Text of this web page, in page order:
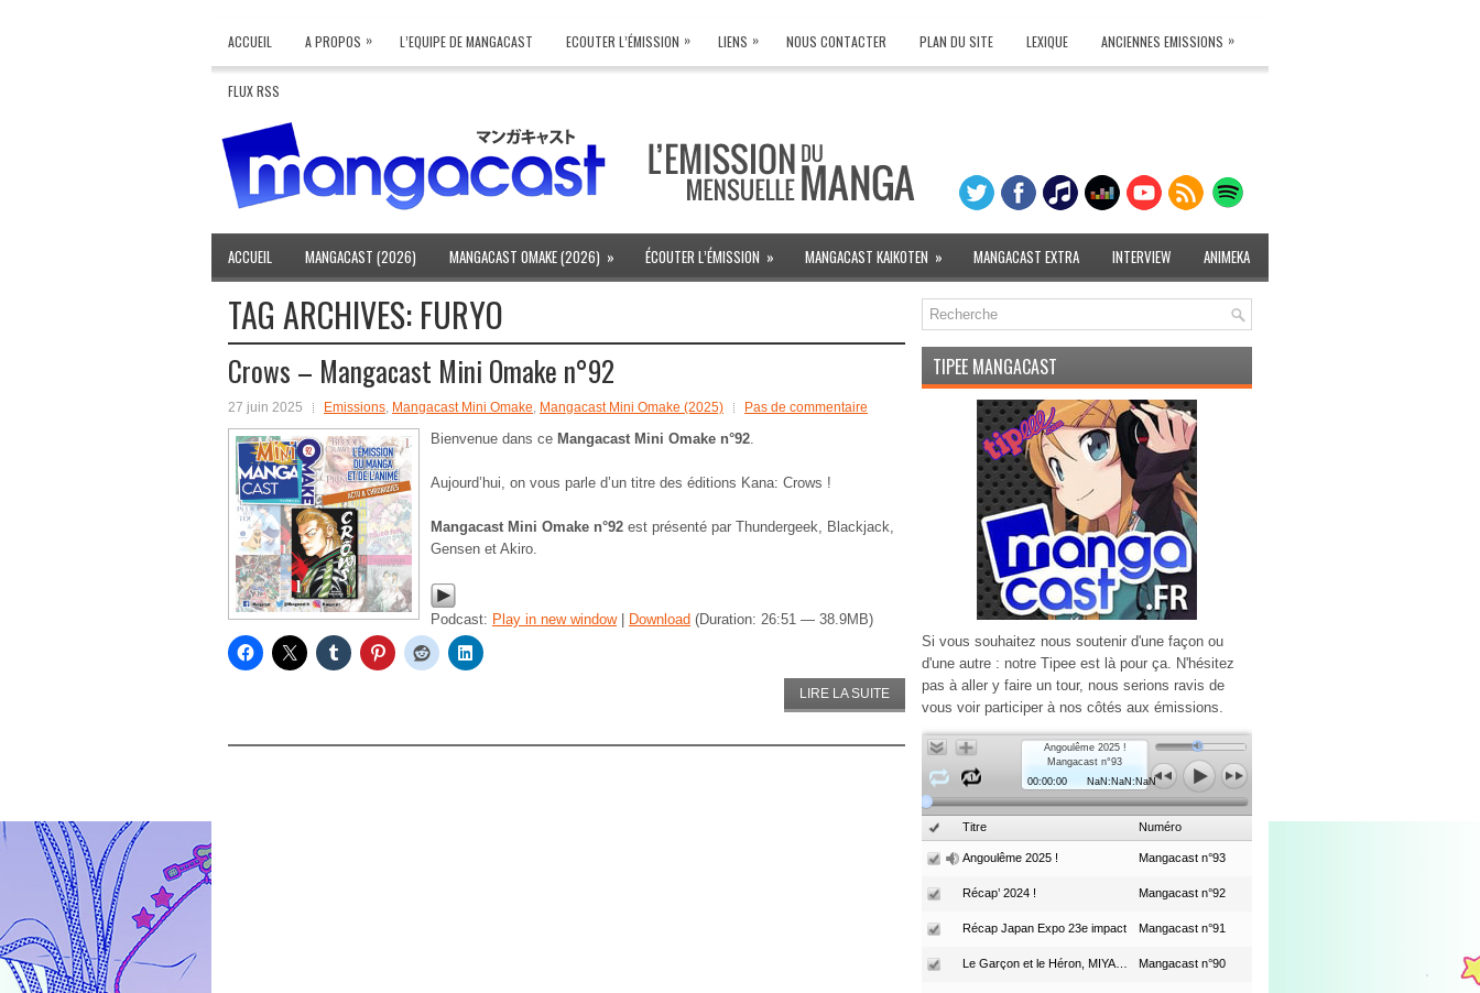
ACCUEIL A PROPOS » L’EQUIPE DE MANGACAST ECOUTER L’ÉMISSION » LIENS » NOUS CONTACTER PLAN DU SITE LEXIQUE ANCIENNES EMISSIONS »
FLUX RSS
ACCUEIL MANGACAST (2026) MANGACAST OMAKE (2026) » ÉCOUTER L’ÉMISSION » MANGACAST KAIKOTEN » MANGACAST EXTRA INTERVIEW ANIMEKA
TAG ARCHIVES: FURYO
Crows – Mangacast Mini Omake n°92
27 juin 2025 Emissions, Mangacast Mini Omake, Mangacast Mini Omake (2025) Pas de commentaire
Bienvenue dans ce Mangacast Mini Omake n°92.
Aujourd’hui, on vous parle d’un titre des éditions Kana: Crows !
Mangacast Mini Omake n°92 est présenté par Thundergeek, Blackjack,
Gensen et Akiro.
Podcast: Play in new window| Download (Duration: 26:51 — 38.9MB)
LIRE LA SUITE
TIPEE MANGACAST
Si vous souhaitez nous soutenir d'une façon ou
d'une autre : notre Tipee est là pour ça. N'hésitez
pas à aller y faire un tour, nous serions ravis de
vous voir participer à nos côtés aux émissions.
Angoulême 2025 !
Mangacast n°93
00:00:00
NaN:NaN:NaN
Titre Numéro
Angoulême 2025 ! Mangacast n°93
Récap’ 2024 ! Mangacast n°92
Récap Japan Expo 23e impact Mangacast n°91
Mangacast n°90